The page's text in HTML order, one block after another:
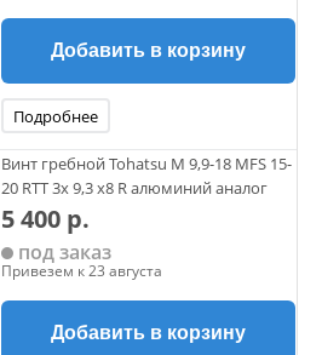
Добавить в корзину
Подробнее
Винт гребной Tohatsu M 9,9-18 MFS 15-
20 RTT 3х 9,3 х8 R алюминий аналог
5 400 р.
под заказ
Привезем к 23 августа
Добавить в корзину